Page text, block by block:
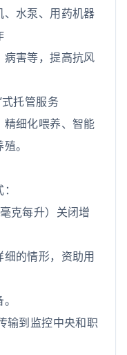
水泵、用药机器
害等，提高抗风
托管服务
细化喂养、智能
。
克每升）关闭增
的情形，资助用
输到监控中央和职